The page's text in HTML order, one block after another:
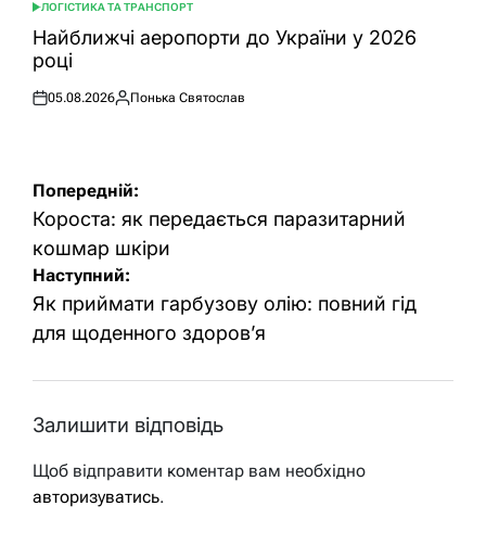
ОПУБЛІКУВАТИ
У
ЛОГІСТИКА ТА ТРАНСПОРТ
Найближчі аеропорти до України у 2026
році
Оприлюднено
05.08.2026
Опубліковано
Понька Святослав
Навігація
записів
Попередній:
Короста: як передається паразитарний
кошмар шкіри
Наступний:
Як приймати гарбузову олію: повний гід
для щоденного здоров’я
Залишити відповідь
Щоб відправити коментар вам необхідно
авторизуватись.